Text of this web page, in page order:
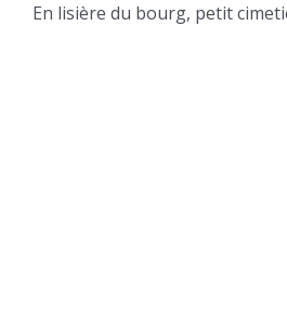
En lisière du bourg, petit